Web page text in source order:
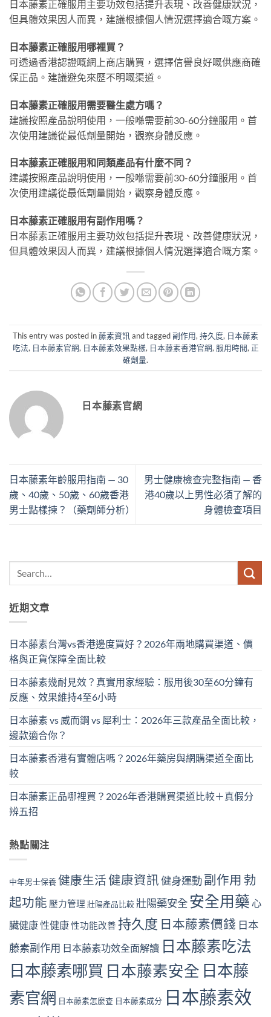
日本藤素正確服用主要功效包括提升表現、改善健康狀況，
但具體效果因人而異，建議根據個人情況選擇適合嘅方案。
日本藤素正確服用哪裡買？
可透過香港認證嘅網上商店購買，選擇信譽良好嘅供應商確
保正品。建議避免來歷不明嘅渠道。
日本藤素正確服用需要醫生處方嗎？
建議按照產品說明使用，一般喺需要前30-60分鐘服用。首
次使用建議從最低劑量開始，觀察身體反應。
日本藤素正確服用和同類產品有什麼不同？
建議按照產品說明使用，一般喺需要前30-60分鐘服用。首
次使用建議從最低劑量開始，觀察身體反應。
日本藤素正確服用有副作用嗎？
日本藤素正確服用主要功效包括提升表現、改善健康狀況，
但具體效果因人而異，建議根據個人情況選擇適合嘅方案。
This entry was posted in藤素資訊 and tagged副作用, 持久度, 日本藤素
吃法, 日本藤素官網, 日本藤素效果點樣, 日本藤素香港官網, 服用時間, 正
確劑量.
日本藤素官網
日本藤素年齡服用指南 — 30
歲、40歲、50歲、60歲香港
男士點樣揀？（藥劑師分析）
男士健康檢查完整指南 — 香
港40歲以上男性必須了解的
身體檢查項目
近期文章
日本藤素台灣vs香港邊度買好？2026年兩地購買渠道、價
格與正貨保障全面比較
日本藤素幾耐見效？真實用家經驗：服用後30至60分鐘有
反應、效果維持4至6小時
日本藤素 vs 威而鋼 vs 犀利士：2026年三款產品全面比較，
邊款適合你？
日本藤素香港有實體店嗎？2026年藥房與網購渠道全面比
較
日本藤素正品哪裡買？2026年香港購買渠道比較＋真假分
辨五招
熱點關注
中年男士保養健康生活健康資訊健身運動副作用 勃
起功能 壓力管理 壯陽產品比較壯陽藥安全安全用藥 心
臟健康性健康性功能改善 持久度 日本藤素價錢 日本
藤素副作用 日本藤素功效全面解讀 日本藤素吃法
日本藤素哪買 日本藤素安全 日本藤
素官網 日本藤素怎麼查 日本藤素成分 日本藤素效